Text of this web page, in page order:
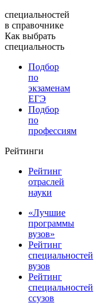
специальностей
в справочнике
Как выбрать
специальность
Подбор
по
экзаменам
ЕГЭ
Подбор
по
профессиям
Рейтинги
Рейтинг
отраслей
науки
«Лучшие
программы
вузов»
Рейтинг
специальностей
вузов
Рейтинг
специальностей
ссузов